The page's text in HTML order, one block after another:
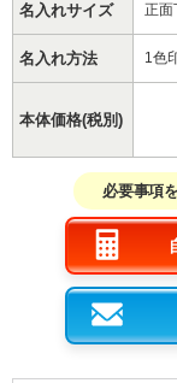
名入れサイズ 正面
名入れ方法 1色
本体価格(税別)
必要事項